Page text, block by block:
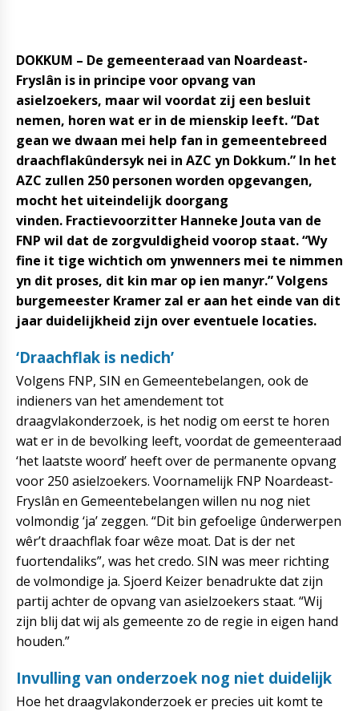
DOKKUM – De gemeenteraad van Noardeast-
Fryslân is in principe voor opvang van
asielzoekers, maar wil voordat zij een besluit
nemen, horen wat er in de mienskip leeft. “Dat
gean we dwaan mei help fan in gemeentebreed
draachflakûndersyk nei in AZC yn Dokkum.” In het
AZC zullen 250 personen worden opgevangen,
mocht het uiteindelijk doorgang
vinden. Fractievoorzitter Hanneke Jouta van de
FNP wil dat de zorgvuldigheid voorop staat. “Wy
fine it tige wichtich om ynwenners mei te nimmen
yn dit proses, dit kin mar op ien manyr.” Volgens
burgemeester Kramer zal er aan het einde van dit
jaar duidelijkheid zijn over eventuele locaties.
‘Draachflak is nedich’
Volgens FNP, SIN en Gemeentebelangen, ook de
indieners van het amendement tot
draagvlakonderzoek, is het nodig om eerst te horen
wat er in de bevolking leeft, voordat de gemeenteraad
‘het laatste woord’ heeft over de permanente opvang
voor 250 asielzoekers. Voornamelijk FNP Noardeast-
Fryslân en Gemeentebelangen willen nu nog niet
volmondig ‘ja’ zeggen. “Dit bin gefoelige ûnderwerpen
wêr’t draachflak foar wêze moat. Dat is der net
fuortendaliks”, was het credo. SIN was meer richting
de volmondige ja. Sjoerd Keizer benadrukte dat zijn
partij achter de opvang van asielzoekers staat. “Wij
zijn blij dat wij als gemeente zo de regie in eigen hand
houden.”
Invulling van onderzoek nog niet duidelijk
Hoe het draagvlakonderzoek er precies uit komt te